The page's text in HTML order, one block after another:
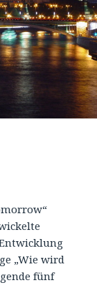
„Wie wird
fünf